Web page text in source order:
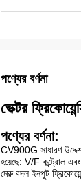
পণ্যের বর্ণনা
ভেক্টর
পণ্যের বর্ণনা:
CV900G সাধারণ
হয়েছে: V/F কন্ট্রোল
মেরু বদল ইনপুট